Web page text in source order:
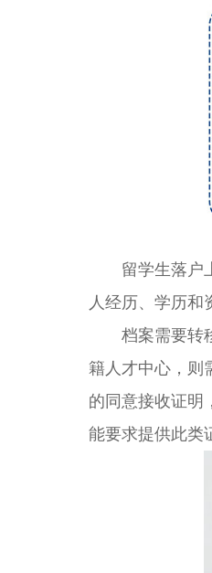
留学生落户上
人经历、学历和
档案需要转移
籍人才中心，则
的同意接收证明
能要求提供此类